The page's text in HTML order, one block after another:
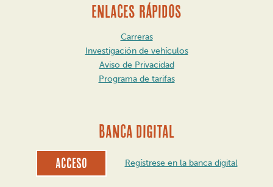
ENLACES RÁPIDOS
Carreras
Investigación de vehículos
Aviso de Privacidad
Programa de tarifas
BANCA DIGITAL
Acceso Regístrese en la banca digital